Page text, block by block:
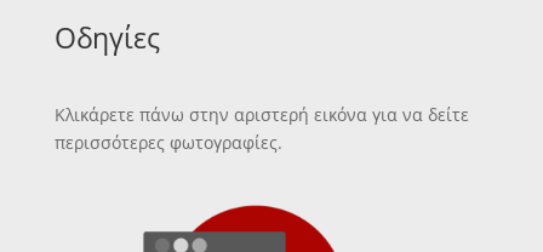
Οδηγίες
Κλικάρετε πάνω στην αριστερή εικόνα για να δείτε
περισσότερες φωτογραφίες.